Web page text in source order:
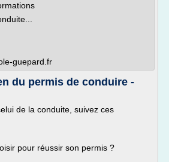
guepard.fr
du permis de conduire -
de la conduite, suivez ces
pour réussir son permis ?